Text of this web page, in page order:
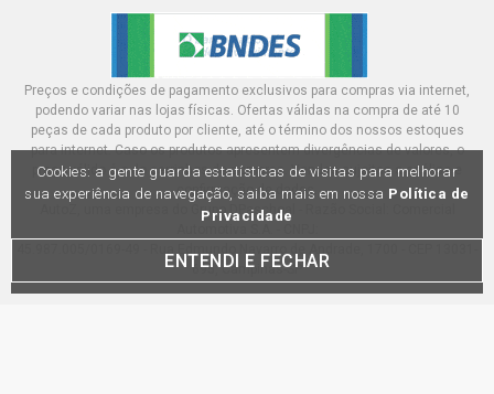
Preços e condições de pagamento exclusivos para compras via internet,
podendo variar nas lojas físicas. Ofertas válidas na compra de até 10
peças de cada produto por cliente, até o término dos nossos estoques
para internet. Caso os produtos apresentem divergências de valores, o
preço válido é o do carrinhos de compras. Vendas sujeitas a análise e
confirmação de dados.
AutoZ, uma empresa do Grupo DPaschoal - Razão Social: Comercial
695, Campinas-SP
Cookies: a gente guarda estatísticas de visitas para melhorar
sua experiência de navegação, saiba mais em nossa Política de
Privacidade
ENTENDI E FECHAR